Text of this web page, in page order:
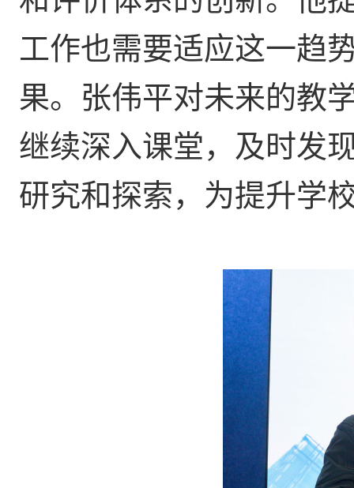
工作也需要适应这一趋
果。张伟平对未来的教
继续深入课堂，及时发
研究和探索，为提升学